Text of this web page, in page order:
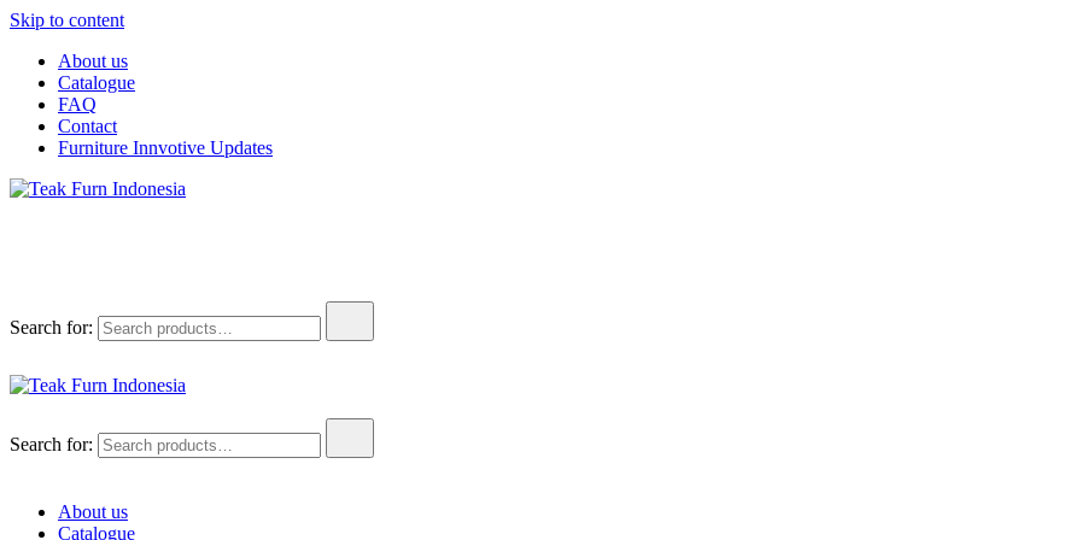
Skip to content
About us
Catalogue
FAQ
Contact
Furniture Innvotive Updates
Search for:
Search for:
About us
Catalogue